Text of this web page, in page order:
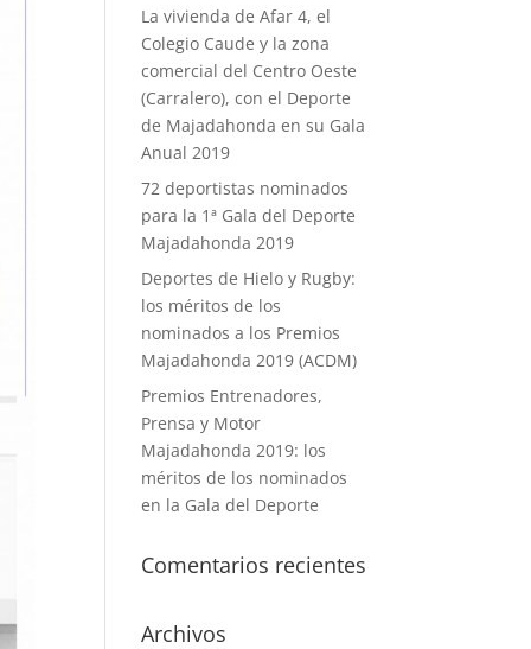
La vivienda de Afar 4, el
Colegio Caude y la zona
comercial del Centro Oeste
(Carralero), con el Deporte
de Majadahonda en su Gala
Anual 2019
72 deportistas nominados
para la 1ª Gala del Deporte
Majadahonda 2019
Deportes de Hielo y Rugby:
los méritos de los
nominados a los Premios
Majadahonda 2019 (ACDM)
Premios Entrenadores,
Prensa y Motor
Majadahonda 2019: los
méritos de los nominados
en la Gala del Deporte
Comentarios recientes
Archivos